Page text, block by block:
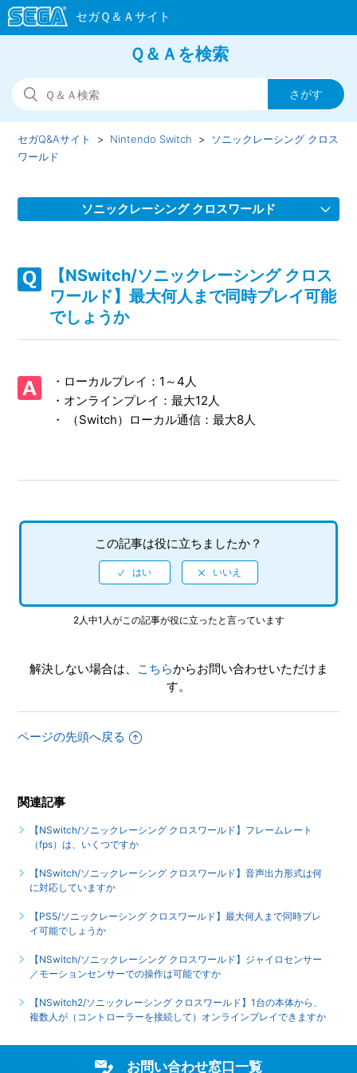
Ｑ＆Ａを検索
セガQ&Aサイト Nintendo Switch
ソニックレーシング クロス
ワールド
ソニックレーシング クロスワールド
ドを組んでゲームが進行しない場合があります
【NSwitch/ソニックレーシング クロスワールド】フェスタ
が開催されない、フェスタのタイムスケジュールがおかしい
ありますか
【NSwitch/ソニックレーシング クロスワールド】CNTや
【NSwitch/ソニックレーシング クロスワールド】Steam／
Epic Games Store 版の問い合わせ先はどこですか
【NSwitch/ソニックレーシング クロスワールド】取扱説明
書（マニュアル）はありますか
画やゲーム画面写真を、動画サイト／SNS等で公開してもい
【NSwitch/ソニックレーシング クロスワールド】「キャプ
チャーボタン」のスクリーンショット撮影や、「キャプチャ
【NSwitch/ソニックレーシング クロスワールド】ゲームが
もっと見る
【NSwitch/ソニックレーシング クロス
ワールド】最大何人まで同時プレイ可能
でしょうか
・ローカルプレイ：1～4人
・オンラインプレイ：最大12人
・ （Switch）ローカル通信：最大8人
この記事は役に立ちましたか？
2人中1人がこの記事が役に立ったと言っています
解決しない場合は、 こちらからお問い合わせいただけま
す。
ページの先頭へ戻る
関連記事
【NSwitch/ソニックレーシング クロスワールド】フレームレート
（fps）は、いくつですか
【NSwitch/ソニックレーシング クロスワールド】音声出力形式は何
に対応していますか
【PS5/ソニックレーシング クロスワールド】最大何人まで同時プレ
イ可能でしょうか
【NSwitch/ソニックレーシング クロスワールド】ジャイロセンサー
／モーションセンサーでの操作は可能ですか
【NSwitch2/ソニックレーシング クロスワールド】1台の本体から、
複数人が（コントローラーを接続して）オンラインプレイできますか
お問い合わせ窓口一覧